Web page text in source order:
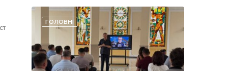
Фото/Відео
Made in Lviv
ГОЛОВНІ